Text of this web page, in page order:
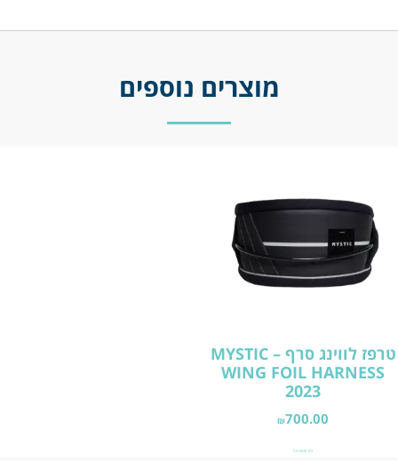
מוצרים נוספים
טרפז לווינג סרף – MYSTIC
WING FOIL HARNESS
2023
₪700.00
בחר אפשרויות